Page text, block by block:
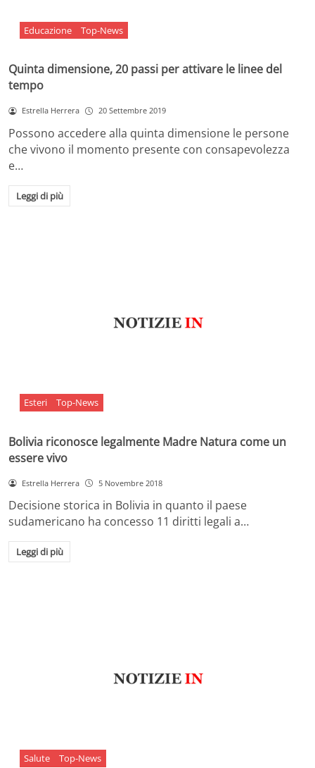
Educazione Top-News
Quinta dimensione, 20 passi per attivare le linee del
tempo
Estrella Herrera 20 Settembre 2019
Possono accedere alla quinta dimensione le persone
che vivono il momento presente con consapevolezza
e…
Leggi di più
Esteri Top-News
Bolivia riconosce legalmente Madre Natura come un
essere vivo
Estrella Herrera 5 Novembre 2018
Decisione storica in Bolivia in quanto il paese
sudamericano ha concesso 11 diritti legali a…
Leggi di più
Salute Top-News